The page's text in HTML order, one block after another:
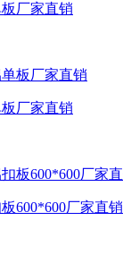
厂家直销
厂家直销
600*600厂家直销